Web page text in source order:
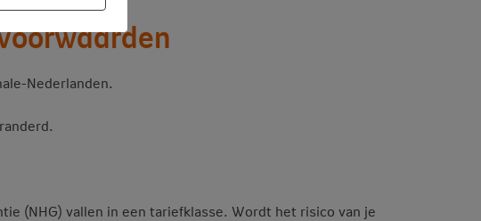
Nederlanden.
(NHG) vallen in een tariefklasse. Wordt het risico van je